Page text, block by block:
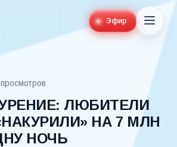
Эфир
ЛЮБИТЕЛИ
НА 7 МЛН
НОЧЬ